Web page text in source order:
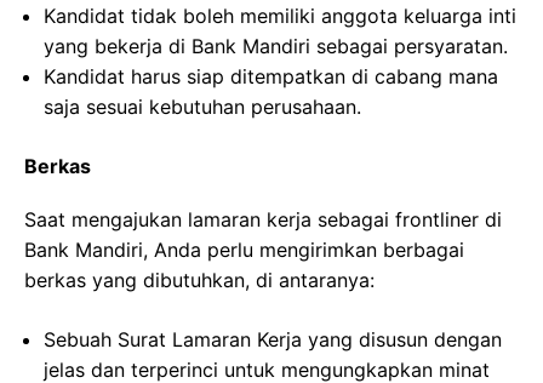
Kandidat tidak boleh memiliki anggota keluarga inti
yang bekerja di Bank Mandiri sebagai persyaratan.
Kandidat harus siap ditempatkan di cabang mana
saja sesuai kebutuhan perusahaan.
Berkas
Saat mengajukan lamaran kerja sebagai frontliner di
Bank Mandiri, Anda perlu mengirimkan berbagai
berkas yang dibutuhkan, di antaranya:
Sebuah Surat Lamaran Kerja yang disusun dengan
jelas dan terperinci untuk mengungkapkan minat